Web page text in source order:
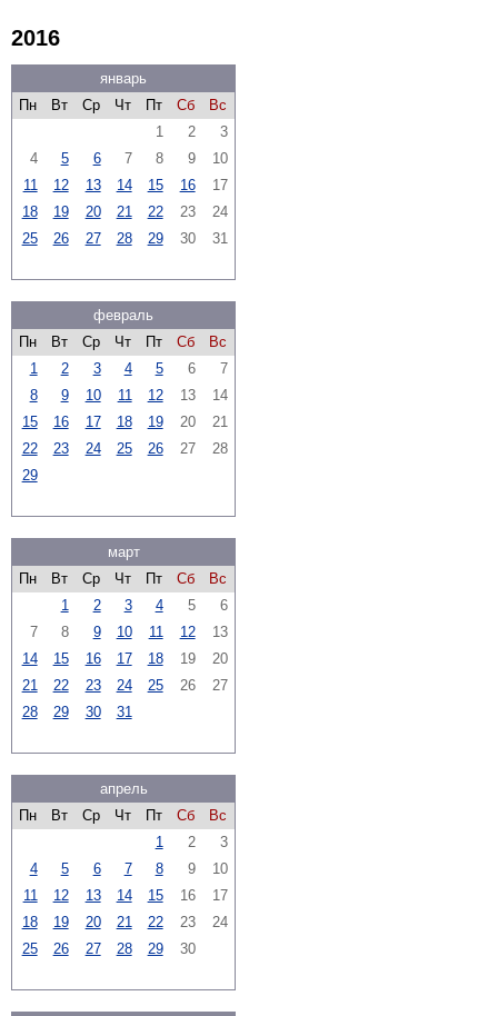
2016
январь
Пн
Вт Ср Чт Пт Сб
Вс
1
2
3
4
5 6 7 8 9
10
11
12 13 14 15 16
17
18
19 20 21 22 23
24
25
26 27 28 29 30 31
февраль
Пн
Вт Ср Чт Пт Сб
Вс
1
2 3 4 5 6
7
8
9 10 11 12 13
14
15
16 17 18 19 20
21
22
23 24 25 26 27
28
29
март
Пн
Вт Ср Чт Пт Сб
Вс
1
2 3 4 5
6
7
8 9 10 11 12
13
14
15 16 17 18 19
20
21
22 23 24 25 26
27
28
29 30 31
апрель
Пн
Вт Ср Чт Пт Сб
Вс
1
2
3
4
5 6 7 8 9
10
11
12 13 14 15 16
17
18
19 20 21 22 23
24
25
26 27 28 29 30